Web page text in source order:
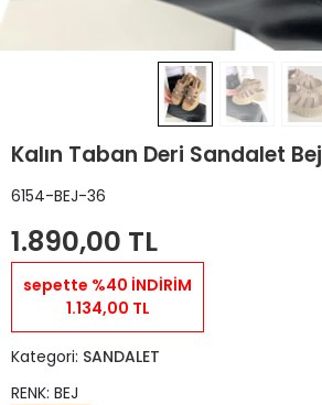
Kalın Taban Deri Sandalet Bej
6154-BEJ-36
1.890,00 TL
sepette %40 İNDİRİM
1.134,00 TL
Kategori: SANDALET
RENK: BEJ